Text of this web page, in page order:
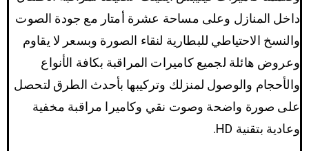
داخل المنازل وعلى مساحة عشرة أمتار مع جودة الصوت
والنسخ الاحتياطي للبطارية لنقاء الصورة وبسعر لا يقاوم
وعروض هائلة لجميع كاميرات المراقبة بكافة الأنواع
والأحجام والوصول لمنزلك وتركيبها بأحدث الطرق لتحصل
على صورة واضحة وصوت نقي وكاميرا مراقبة مخفية
وعادية بتقنية HD.